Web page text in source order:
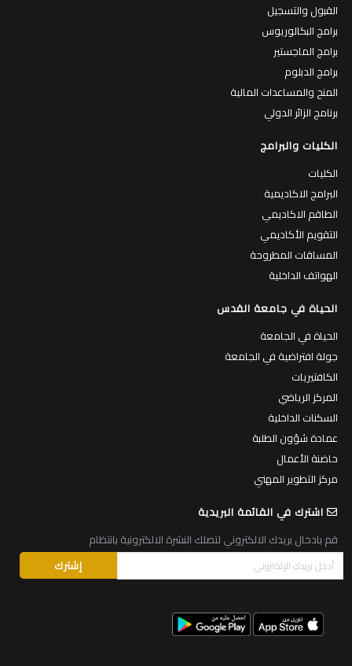
القبول والتسجيل
برامج البكالوريوس
برامج الماجستير
برامج الدبلوم
المنح والمساعدات المالية
برنامج الزائر الدولي
الكليات والبرامج
الكليات
البرامج الاكاديمية
الطاقم الاكاديمي
التقويم الأكاديمي
المساقات المطروحة
الهواتف الداخلية
الحياة في جامعة القدس
الحياة في الجامعة
جولة افتراضية في الجامعة
الكافتيريات
المركز الرياضي
السكنات الداخلية
عمادة شؤون الطلبة
حاضنة الأعمال
مركز التطوير المهني
اشترك في القائمة البريدية
قم بادخال بريدك الالكتروني لتصلك النشرة الالكترونية بانتظام